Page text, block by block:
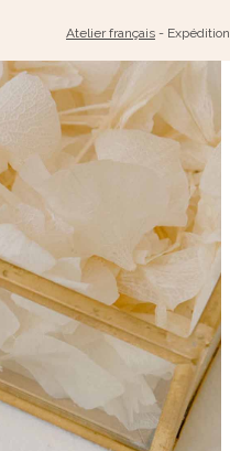
Atelier français - Expédition